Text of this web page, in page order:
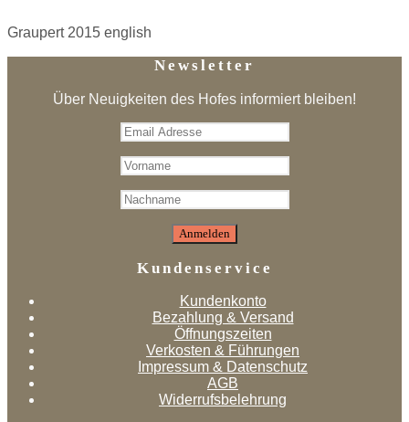
Graupert 2015 english
Newsletter
Über Neuigkeiten des Hofes informiert bleiben!
Kundenservice
Kundenkonto
Bezahlung & Versand
Öffnungszeiten
Verkosten & Führungen
Impressum & Datenschutz
AGB
Widerrufsbelehrung